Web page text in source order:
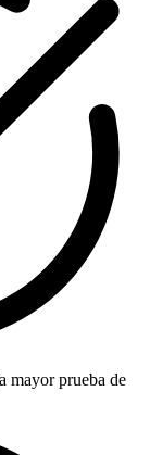
mayor prueba de